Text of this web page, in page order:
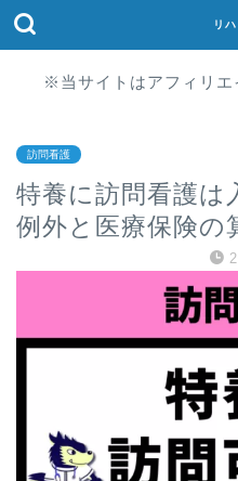
リ
※当サイトはアフィリエ
訪問看護
特養に訪問看護は
例外と医療保険の